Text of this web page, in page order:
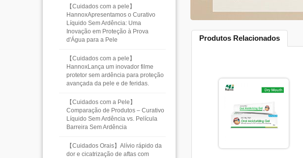
【Cuidados com a pele】
HannoxApresentamos o Curativo
Líquido Sem Ardência: Uma
Inovação em Proteção à Prova
d'Água para a Pele
【Cuidados com a pele】
HannoxLança um inovador filme
protetor sem ardência para proteção
avançada da pele e de feridas.
【Cuidados com a Pele】
Comparação de Produtos – Curativo
Líquido Sem Ardência vs. Película
Barreira Sem Ardência
【Cuidados Orais】Alívio rápido da
dor e cicatrização de aftas com
Produtos Relacionados